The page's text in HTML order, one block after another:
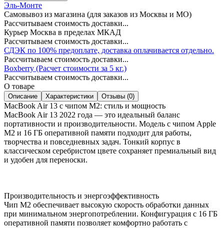
Эль-Монте
Самовывоз из магазина (для заказов из Москвы и МО)
Рассчитываем стоимость доставки...
Курьер Москва в пределах МКАД
Рассчитываем стоимость доставки...
СДЭК по 100% предоплате, доставка оплачивается отдельно.
Рассчитываем стоимость доставки...
Boxberry (Расчет стоимости за 5 кг.)
Рассчитываем стоимость доставки...
О товаре
Описание Характеристики Отзывы (0)
MacBook Air 13 с чипом M2: стиль и мощность
MacBook Air 13 2022 года — это идеальный баланс
портативности и производительности. Модель с чипом Apple
M2 и 16 ГБ оперативной памяти подходит для работы,
творчества и повседневных задач. Тонкий корпус в
классическом серебристом цвете сохраняет премиальный вид
и удобен для переноски.
Производительность и энергоэффективность
Чип M2 обеспечивает высокую скорость обработки данных
при минимальном энергопотреблении. Конфигурация с 16 ГБ
оперативной памяти позволяет комфортно работать с